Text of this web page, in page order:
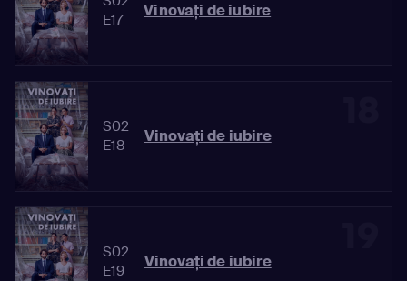
E17
Vinovaţi de iubire
S02
E18
Vinovaţi de iubire
S02
E19
Vinovaţi de iubire